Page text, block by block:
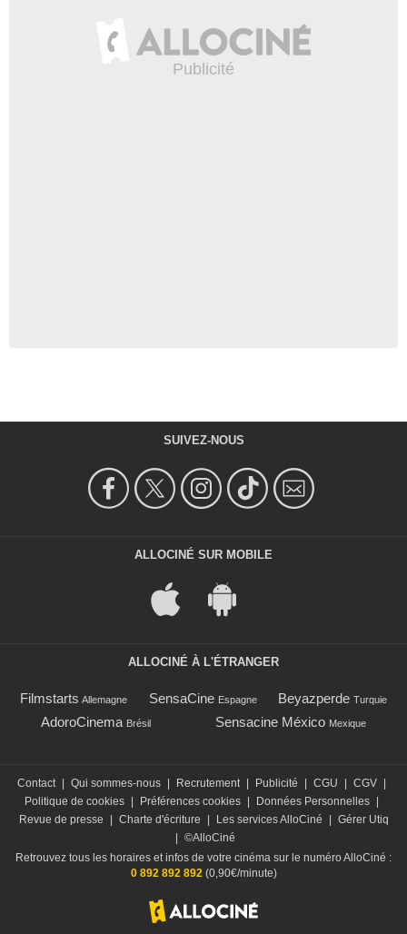
SUIVEZ-NOUS
ALLOCINÉ SUR MOBILE
ALLOCINÉ À L'ÉTRANGER
Filmstarts Allemagne SensaCine Espagne Beyazperde Turquie
AdoroCinema Brésil Sensacine México Mexique
Contact Qui sommes-nous Recrutement Publicité CGU CGV
Politique de cookies
Préférences cookies Données Personnelles
Revue de presse
Charte d'écriture Les services AlloCiné
Gérer Utiq
©AlloCiné
Retrouvez tous les horaires et infos de votre cinéma sur le numéro AlloCiné :
0 892 892 892(0,90€/minute)